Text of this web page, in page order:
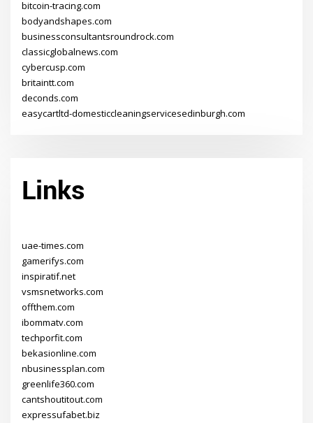
bitcoin-tracing.com
bodyandshapes.com
businessconsultantsroundrock.com
classicglobalnews.com
cybercusp.com
britaintt.com
deconds.com
easycartltd-domesticcleaningservicesedinburgh.com
Links
uae-times.com
gamerifys.com
inspiratif.net
vsmsnetworks.com
offthem.com
ibommatv.com
techporfit.com
bekasionline.com
nbusinessplan.com
greenlife360.com
cantshoutitout.com
expressufabet.biz